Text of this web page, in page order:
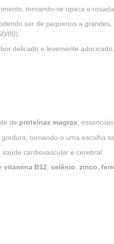
tornando-se opaca e
ser de pequenos a
80).
delicado e levemente adocicado.
de proteínas magras,
tornando-o uma escolha
cardiovascular e cerebral.
vitamina B12 selênio zinco